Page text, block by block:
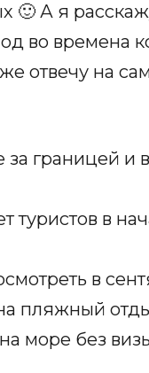
🙂 А я
во времена
отвечу на
за границей и
туристов в
в
пляжный
море без